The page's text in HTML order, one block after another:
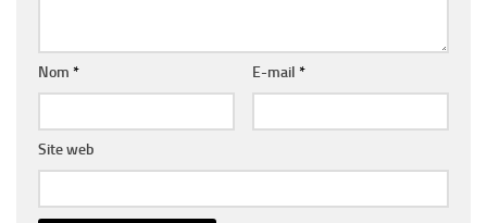
Nom * E-mail *
Site web